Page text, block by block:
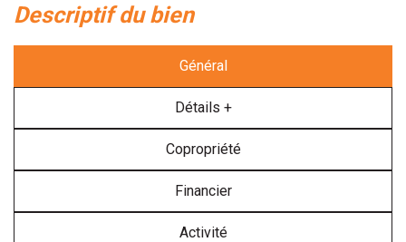
descriptif du bien
Général
Détails +
Copropriété
Financier
Activité